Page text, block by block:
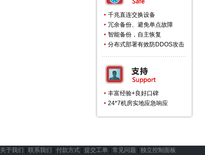
千兆直连交换设备
冗余备份、避免单点故障
智能备份，自主恢复
分布式部署有效防DDOS攻击
丰富经验+良好口碑
24*7机房实地应急响应
关于我们 联系我们 付款方式 提交工单 常见问题 独立控制面板